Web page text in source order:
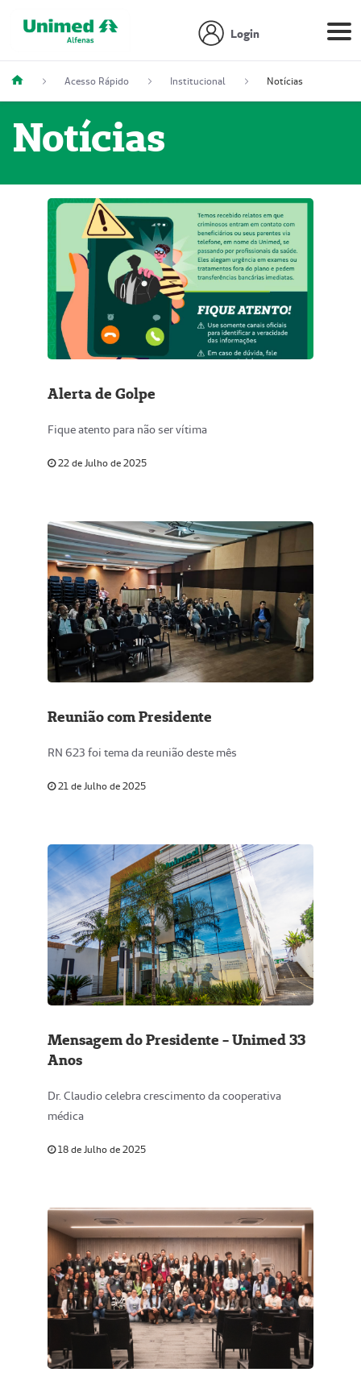
Login
Acesso Rápido Institucional Notícias
Notícias
Alerta de Golpe
Fique atento para não ser vítima
22 de Julho de 2025
Reunião com Presidente
RN 623 foi tema da reunião deste mês
21 de Julho de 2025
Mensagem do Presidente - Unimed 33
Anos
Dr. Claudio celebra crescimento da cooperativa
médica
18 de Julho de 2025